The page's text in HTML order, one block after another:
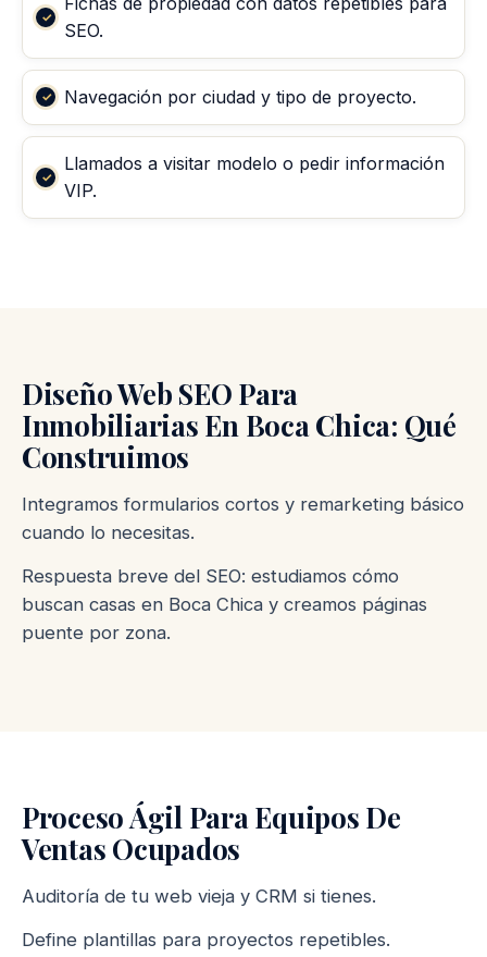
SEO.
Navegación por ciudad y tipo de proyecto.
Llamados a visitar modelo o pedir información
VIP.
Diseño Web SEO Para
Inmobiliarias En Boca Chica: Qué
Construimos
Integramos formularios cortos y remarketing básico
cuando lo necesitas.
Respuesta breve del SEO: estudiamos cómo
buscan casas en Boca Chica y creamos páginas
puente por zona.
Proceso Ágil Para Equipos De
Ventas Ocupados
Auditoría de tu web vieja y CRM si tienes.
Define plantillas para proyectos repetibles.